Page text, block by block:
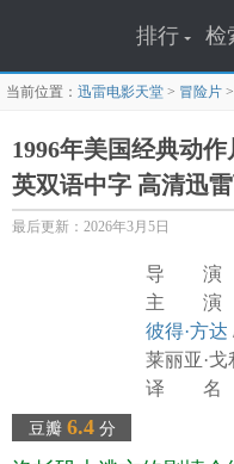
排行 检
当前位置： 迅雷电影天堂 > 冒险片 >
1996年美国经典动
英双语中字 高清迅
最后更新：2026年3月5日
豆瓣 6.4分
导 演
主 演
彼得·方达
莱丽亚·戈
译 名